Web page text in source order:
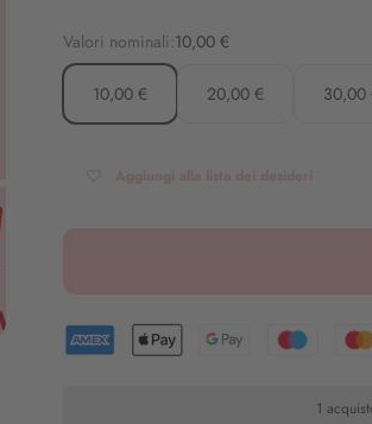
Valori nominali:10,00 €
10,00 € 20,00 € 30,00
1